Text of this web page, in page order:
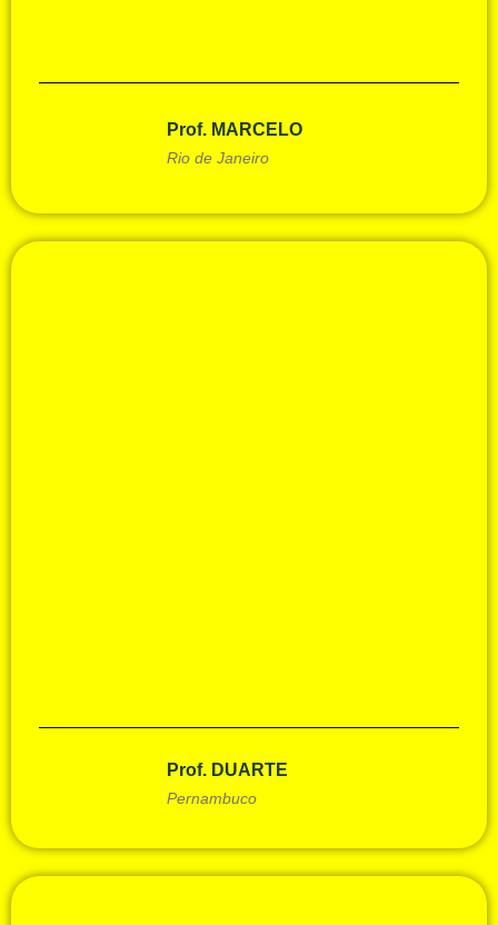
Prof. MARCELO
Rio de Janeiro
Prof. DUARTE
Pernambuco